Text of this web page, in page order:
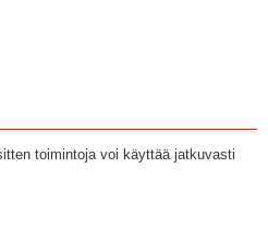
toimintoja voi käyttää jatkuvasti